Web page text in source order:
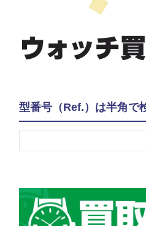
型番号（Ref.）は半角で